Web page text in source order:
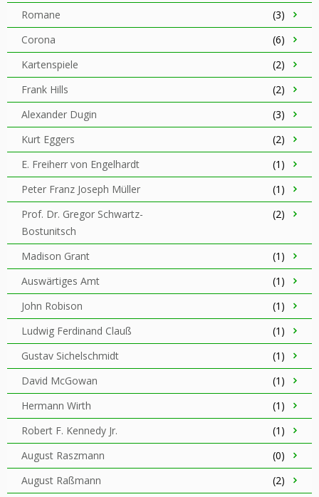
Romane
(3)
Corona
(6)
Kartenspiele
(2)
Frank Hills
(2)
Alexander Dugin
(3)
Kurt Eggers
(2)
E. Freiherr von Engelhardt
(1)
Peter Franz Joseph Müller
(1)
Prof. Dr. Gregor Schwartz-
Bostunitsch
(2)
Madison Grant
(1)
Auswärtiges Amt
(1)
John Robison
(1)
Ludwig Ferdinand Clauß
(1)
Gustav Sichelschmidt
(1)
David McGowan
(1)
Hermann Wirth
(1)
Robert F. Kennedy Jr.
(1)
August Raszmann
(0)
August Raßmann
(2)